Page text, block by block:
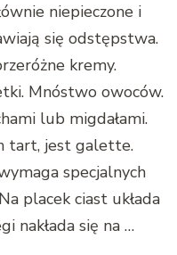
niepieczone i
się odstępstwa.
kremy.
Mnóstwo owoców.
lub migdałami.
tart, jest galette.
specjalnych
placek ciast układa
nakłada się na …